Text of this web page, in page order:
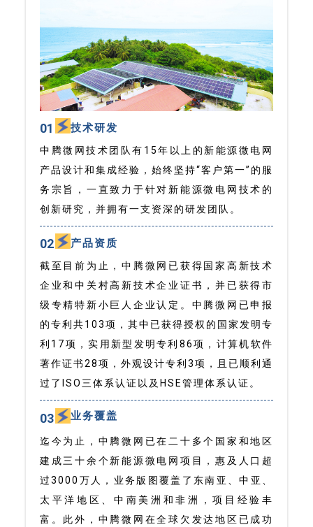
01 技术研发
中腾微网技术团队有15年以上的新能源微电网
产品设计和集成经验，始终坚持“客户第一”的服
务宗旨，一直致力于针对新能源微电网技术的
创新研究，并拥有一支资深的研发团队。
02 产品资质
截至目前为止，中腾微网已获得国家高新技术
企业和中关村高新技术企业证书，并已获得市
级专精特新小巨人企业认定。中腾微网已申报
的专利共103项，其中已获得授权的国家发明专
利17项，实用新型发明专利86项，计算机软件
著作证书28项，外观设计专利3项，且已顺利通
过了ISO三体系认证以及HSE管理体系认证。
03 业务覆盖
迄今为止，中腾微网已在二十多个国家和地区
建成三十余个新能源微电网项目，惠及人口超
过3000万人，业务版图覆盖了东南亚、中亚、
太平洋地区、中南美洲和非洲，项目经验丰
富。此外，中腾微网在全球欠发达地区已成功